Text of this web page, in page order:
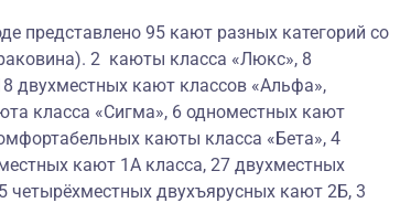
представлено 95 кают разных категорий со
2 каюты класса «Люкс», 8
двухместных кают классов «Альфа»,
класса «Сигма», 6 одноместных кают
каюты класса «Бета», 4
кают 1А класса, 27 двухместных
четырёхместных двухъярусных кают 2Б, 3